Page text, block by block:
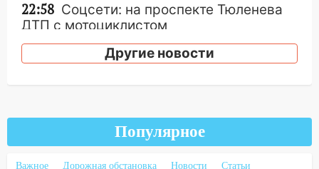
22:58 Соцсети: на проспекте Тюленева
ДТП с мотоциклистом
20:22
Мошенники обманули 92-летнюю
жительницу Ульяновской области
заработал уголовное дело
18:14 Прогноз погоды на 6 августа в
Другие новости
Популярное
Важное Дорожная обстановка Новости
Статьи